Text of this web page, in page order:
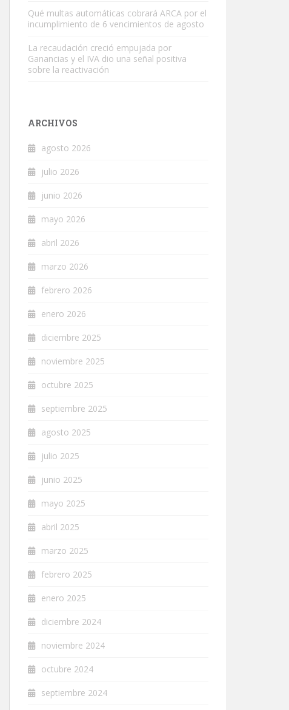
Qué multas automáticas cobrará ARCA por el
incumplimiento de 6 vencimientos de agosto
La recaudación creció empujada por
Ganancias y el IVA dio una señal positiva
sobre la reactivación
ARCHIVOS
agosto 2026
julio 2026
junio 2026
mayo 2026
abril 2026
marzo 2026
febrero 2026
enero 2026
diciembre 2025
noviembre 2025
octubre 2025
septiembre 2025
agosto 2025
julio 2025
junio 2025
mayo 2025
abril 2025
marzo 2025
febrero 2025
enero 2025
diciembre 2024
noviembre 2024
octubre 2024
septiembre 2024